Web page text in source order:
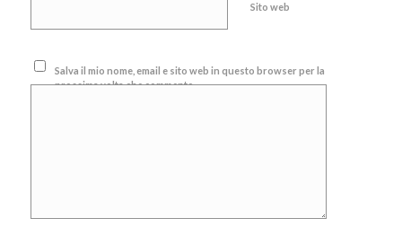
Sito web
Salva il mio nome, email e sito web in questo browser per la
prossima volta che commento.